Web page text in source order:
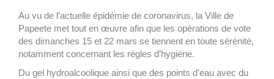
Au vu de l’actuelle épidémie de coronavirus, la Ville de
Papeete met tout en œuvre afin que les opérations de vote
des dimanches 15 et 22 mars se tiennent en toute sérénité,
notamment concernant les règles d’hygiène.
Du gel hydroalcoolique ainsi que des points d’eau avec du